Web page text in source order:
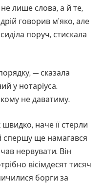
лише слова, а й те,
говорив м’яко, але
поруч, стискала
— сказала
у нотаріуса.
не даватиму.
наче її стерли
спершу ще намагався
нервувати. Він
вісімдесят тисяч
борги за